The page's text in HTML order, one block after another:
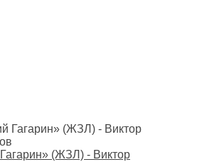
(ЖЗЛ) - Виктор